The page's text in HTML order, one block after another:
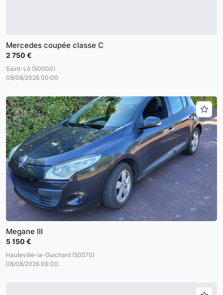
Mercedes coupée classe C
2 750 €
Saint-Lô (50000)
08/08/2026 00:00
Megane III
5 150 €
Hauteville-la-Guichard (50570)
08/08/2026 00:00